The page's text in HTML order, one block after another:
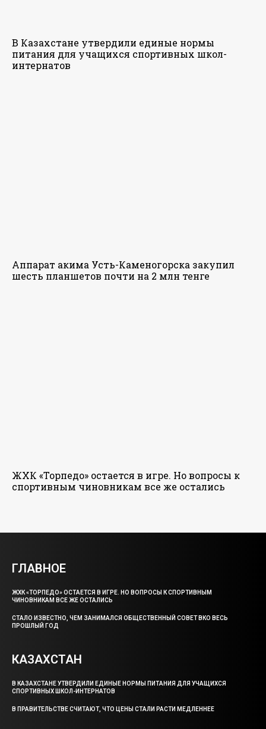
В Казахстане утвердили единые нормы
питания для учащихся спортивных школ-
интернатов
Аппарат акима Усть-Каменогорска закупил
шесть планшетов почти на 2 млн тенге
ЖХК «Торпедо» остается в игре. Но вопросы к
спортивным чиновникам все же остались
ГЛАВНОЕ
ЖХК «ТОРПЕДО» ОСТАЕТСЯ В ИГРЕ. НО ВОПРОСЫ К СПОРТИВНЫМ
ЧИНОВНИКАМ ВСЕ ЖЕ ОСТАЛИСЬ
СТАЛО ИЗВЕСТНО, ЧЕМ ЗАНИМАЛСЯ ОБЩЕСТВЕННЫЙ СОВЕТ ВКО ВЕСЬ
ПРОШЛЫЙ ГОД
КАЗАХСТАН
В КАЗАХСТАНЕ УТВЕРДИЛИ ЕДИНЫЕ НОРМЫ ПИТАНИЯ ДЛЯ УЧАЩИХСЯ
СПОРТИВНЫХ ШКОЛ-ИНТЕРНАТОВ
В ПРАВИТЕЛЬСТВЕ СЧИТАЮТ, ЧТО ЦЕНЫ СТАЛИ РАСТИ МЕДЛЕННЕЕ